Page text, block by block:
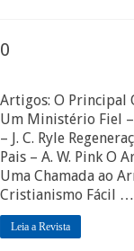
Artigos: O Principal
Um Ministério Fiel
– J. C. Ryle
Pais – A. W. Pink O
Uma Chamada ao
Cristianismo Fácil …
Leia a Revista